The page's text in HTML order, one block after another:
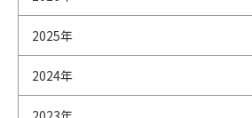
2025年
2024年